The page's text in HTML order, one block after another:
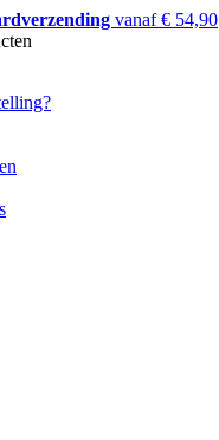
vanaf € 54,90